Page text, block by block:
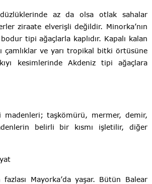
düzlüklerinde az da olsa otlak sahalar
ziraate elverişli değildir. Minorka’nın
tipi ağaçlarla kaplıdır. Kapalı kalan
çamlıklar ve yarı tropikal bitki örtüsüne
kesimlerinde Akdeniz tipi ağaçlara
madenleri; taşkömürü, mermer, demir,
belirli bir kısmı işletilir, diğer
Mayorka’da yaşar. Bütün Balear